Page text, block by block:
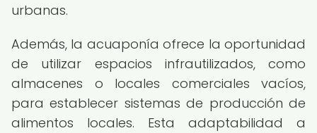
urbanas.
Además, la acuaponía ofrece la oportunidad
de utilizar espacios infrautilizados, como
almacenes o locales comerciales vacíos,
para establecer sistemas de producción de
alimentos locales. Esta adaptabilidad a